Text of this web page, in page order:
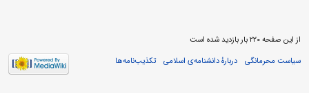
از این صفحه ۲۲۰ بار بازدید شده است
سیاست محرمانگی
دربارهٔ دانشنامه‌ی اسلامی تکذیب‌نامه‌ها